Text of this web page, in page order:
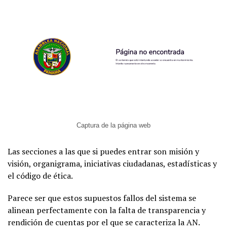
Captura de la página web
Las secciones a las que si puedes entrar son misión y
visión, organigrama, iniciativas ciudadanas, estadísticas y
el código de ética.
Parece ser que estos supuestos fallos del sistema se
alinean perfectamente con la falta de transparencia y
rendición de cuentas por el que se caracteriza la AN.